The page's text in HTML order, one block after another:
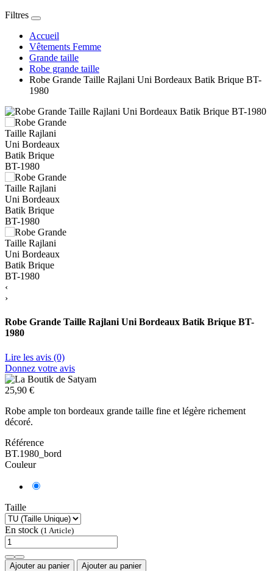
Filtres
Accueil
Vêtements Femme
Grande taille
Robe grande taille
Robe Grande Taille Rajlani Uni Bordeaux Batik Brique BT-
1980
‹
›
Robe Grande Taille Rajlani Uni Bordeaux Batik Brique BT-
1980
Lire les avis (0)
Donnez votre avis
25,90 €
Robe ample ton bordeaux grande taille fine et légère richement
décoré.
Référence
BT.1980_bord
Couleur
Taille
En stock (1 Article)
Ajouter au panier Ajouter au panier